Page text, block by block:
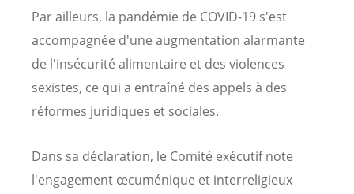
Par ailleurs, la pandémie de COVID-19 s'est
accompagnée d'une augmentation alarmante
de l'insécurité alimentaire et des violences
sexistes, ce qui a entraîné des appels à des
réformes juridiques et sociales.
Dans sa déclaration, le Comité exécutif note
l'engagement œcuménique et interreligieux